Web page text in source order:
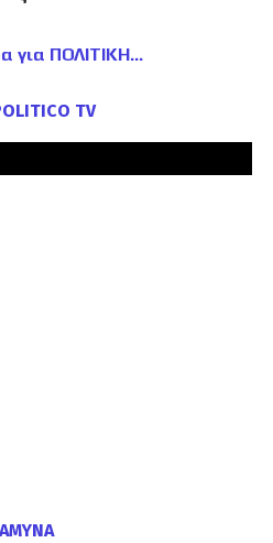
για ΠΟΛΙΤΙΚΗ
TV
ΑΜΥΝΑ